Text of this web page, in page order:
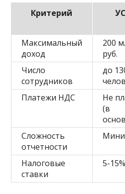
Критерий
Максимальный
доход
200
руб.
Число
сотрудников
до
Платежи НДС
Не
(в
Сложность
отчетности
Налоговые
ставки
5-15%